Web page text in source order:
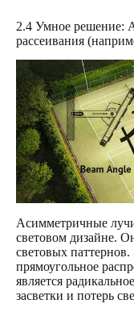
2.4 Умное решение:
рассеивания
Асимметричные
световом дизайне.
световых
прямоугольное
является
засветки и потерь